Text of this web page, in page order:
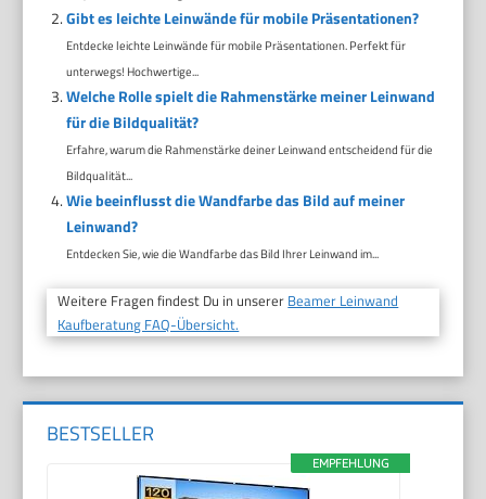
Gibt es leichte Leinwände für mobile Präsentationen?
Entdecke leichte Leinwände für mobile Präsentationen. Perfekt für
unterwegs! Hochwertige...
Welche Rolle spielt die Rahmenstärke meiner Leinwand
für die Bildqualität?
Erfahre, warum die Rahmenstärke deiner Leinwand entscheidend für die
Bildqualität...
Wie beeinflusst die Wandfarbe das Bild auf meiner
Leinwand?
Entdecken Sie, wie die Wandfarbe das Bild Ihrer Leinwand im...
Weitere Fragen findest Du in unserer Beamer Leinwand
Kaufberatung FAQ-Übersicht.
BESTSELLER
EMPFEHLUNG